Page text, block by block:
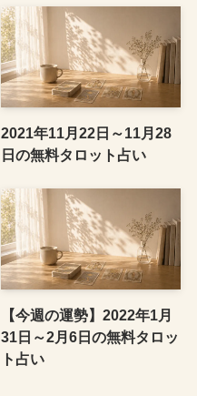
2021年11月22日～11月28
日の無料タロット占い
【今週の運勢】2022年1月
31日～2月6日の無料タロッ
ト占い